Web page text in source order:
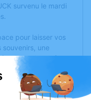
survenu le mardi
pour laisser vos
une
travers des poèmes
d'expression dédié à
SCHMUCK.